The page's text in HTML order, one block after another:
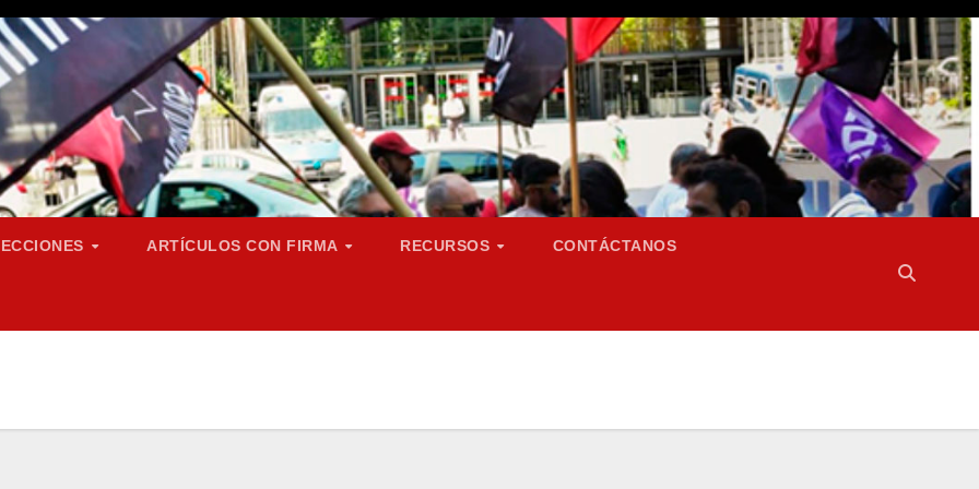
ARTÍCULOS CON FIRMA RECURSOS CONTÁCTANOS